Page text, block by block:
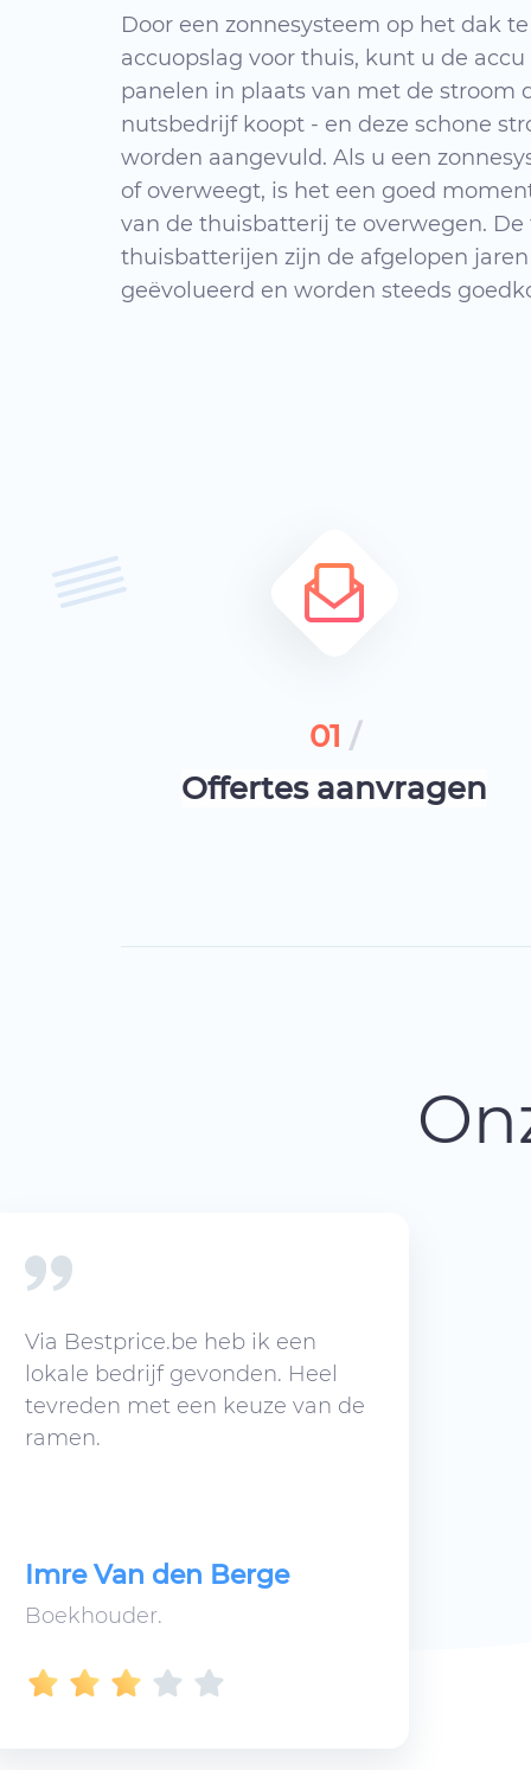
Door een zonnesysteem op het dak
accuopslag voor thuis, kunt u de
panelen in plaats van met de stroom
nutsbedrijf koopt - en deze schone
worden aangevuld. Als u een
of overweegt, is het een goed
van de thuisbatterij te overwegen.
thuisbatterijen zijn de afgelopen
geëvolueerd en worden steeds
01 /
Offertes aanvragen
Via Bestprice.be heb ik een
lokale bedrijf gevonden. Heel
tevreden met een keuze van de
ramen.
Imre Van den Berge
Boekhouder.